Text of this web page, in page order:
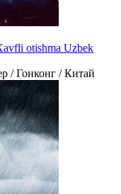
otishma Uzbek
/ Гонконг / Китай